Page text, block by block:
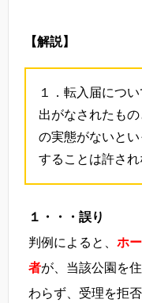
【解説】
１．転入届につ
出がなされたも
の実態がないと
することは許され
１・・・誤り
判例によると、 ホ
者が、当該公園を
わらず、受理を拒